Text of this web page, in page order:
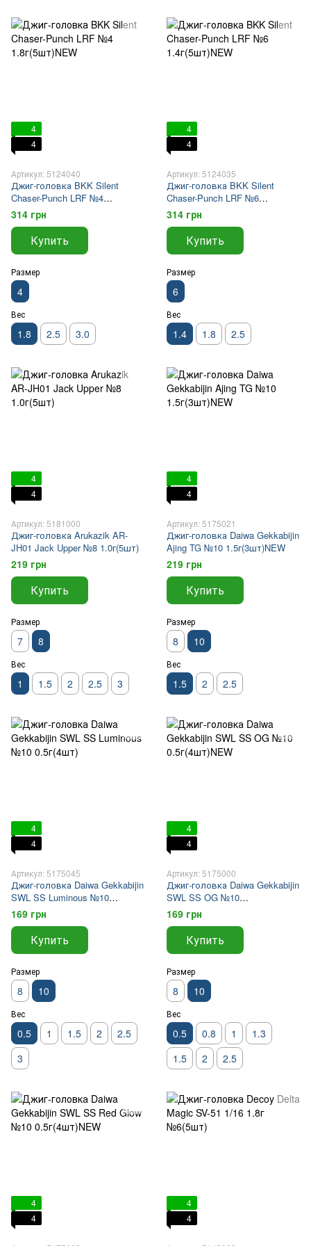
4
4
Артикул: 5124040
Джиг-головка BKK Silent
Chaser-Punch LRF №4
1.8г(5шт)NEW
314 грн
Купить
Размер
4
Вес
1.8 2.5 3.0
4
4
Артикул: 5124035
Джиг-головка BKK Silent
Chaser-Punch LRF №6
1.4г(5шт)NEW
314 грн
Купить
Размер
6
Вес
1.4 1.8 2.5
4
4
Артикул: 5181000
Джиг-головка Arukazik AR-
JH01 Jack Upper №8 1.0г(5шт)
219 грн
Купить
Размер
7 8
Вес
1 1.5 2 2.5 3
4
4
Артикул: 5175021
Джиг-головка Daiwa Gekkabijin
Ajing TG №10 1.5г(3шт)NEW
219 грн
Купить
Размер
8 10
Вес
1.5 2 2.5
4
4
Артикул: 5175045
Джиг-головка Daiwa Gekkabijin
SWL SS Luminous №10
0.5г(4шт)
169 грн
Купить
Размер
8 10
Вес
0.5 1 1.5 2
2.5
3
4
4
Артикул: 5175000
Джиг-головка Daiwa Gekkabijin
SWL SS OG №10
0.5г(4шт)NEW
169 грн
Купить
Размер
8 10
Вес
0.5 0.8 1
1.3
1.5
2 2.5
4
4
4
4